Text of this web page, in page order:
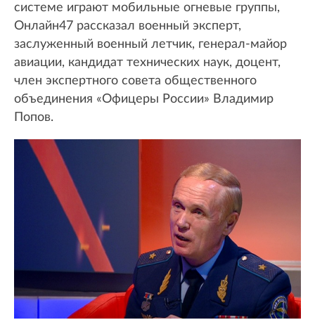
системе играют мобильные огневые группы,
Онлайн47 рассказал военный эксперт,
заслуженный военный летчик, генерал-майор
авиации, кандидат технических наук, доцент,
член экспертного совета общественного
объединения «Офицеры России» Владимир
Попов.